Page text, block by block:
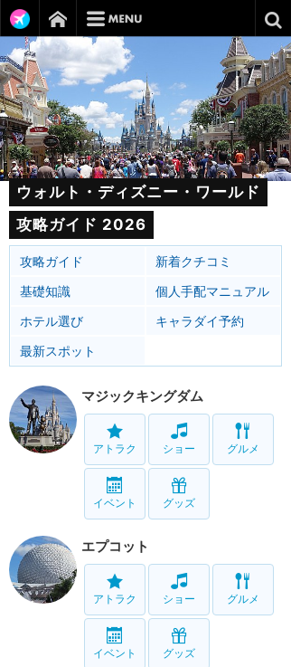
ウォルト・ディズニー・ワールド
攻略ガイド 2026
攻略ガイド
新着クチコミ
基礎知識
個人手配マニュアル
ホテル選び
キャラダイ予約
最新スポット
マジックキングダム
アトラク ショー グルメ
イベント グッズ
エプコット
アトラク ショー グルメ
イベント グッズ